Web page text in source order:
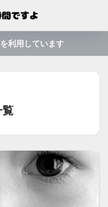
利用しています
覧